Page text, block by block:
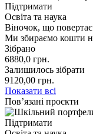
Підтримати
Освіта та наука
Віночок, що повертає
Ми збираємо кошти
Зібрано
6880,0 грн.
Залишилось зібрати
9120,00 грн.
Показати всі
Пов’язані проєкти
Підтримати